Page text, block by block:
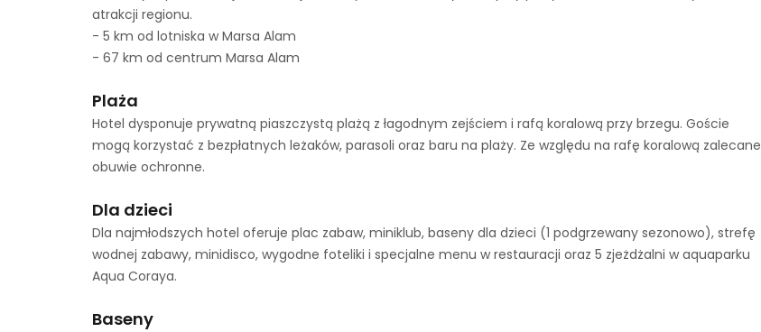
atrakcji regionu.
- 5 km od lotniska w Marsa Alam
- 67 km od centrum Marsa Alam
Plaża
Hotel dysponuje prywatną piaszczystą plażą z łagodnym zejściem i rafą koralową przy brzegu. Goście
mogą korzystać z bezpłatnych leżaków, parasoli oraz baru na plaży. Ze względu na rafę koralową zalecane
obuwie ochronne.
Dla dzieci
Dla najmłodszych hotel oferuje plac zabaw, miniklub, baseny dla dzieci (1 podgrzewany sezonowo), strefę
wodnej zabawy, minidisco, wygodne foteliki i specjalne menu w restauracji oraz 5 zjeżdżalni w aquaparku
Aqua Coraya.
Baseny